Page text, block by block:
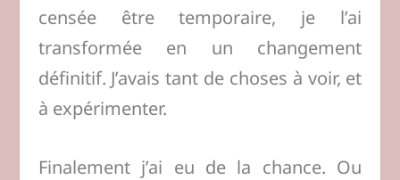
censée être temporaire, je l’ai
transformée en un changement
définitif. J’avais tant de choses à voir, et
à expérimenter.
Finalement j’ai eu de la chance. Ou